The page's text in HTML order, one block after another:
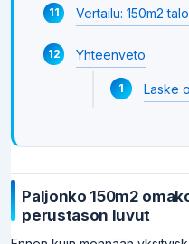
Vertailu: 150m2
Yhteenveto
Laske
Paljonko 150m2
perustason luvut